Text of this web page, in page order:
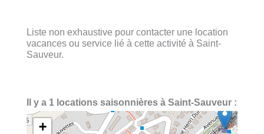
Liste non exhaustive pour contacter une location
vacances ou service lié à cette activité à Saint-
Sauveur.
Il y a 1 locations saisonnières à Saint-Sauveur :
+